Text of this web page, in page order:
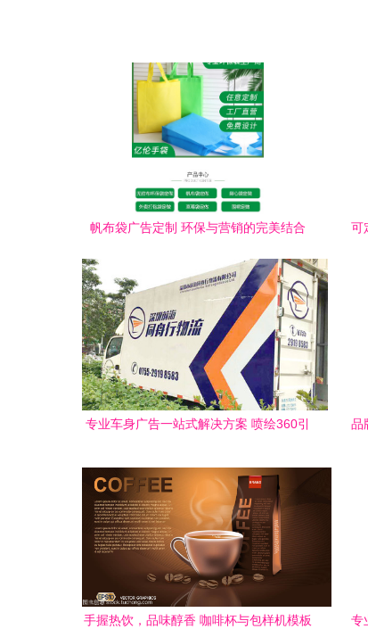
帆布袋广告定制 环保与营销的完美结合
可
专业车身广告一站式解决方案 喷绘360引
品
手握热饮，品味醇香 咖啡杯与包样机模板 专